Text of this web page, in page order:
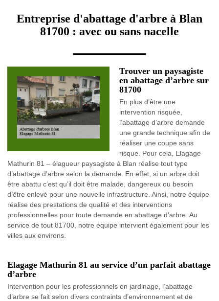
Entreprise d'abattage d'arbre à Blan
81700 : avec ou sans nacelle
Trouver un paysagiste
en abattage d’arbre sur
81700
En plus d’être une
intervention risquée,
l’abattage d’arbre demande
une grande technique afin de
réaliser une coupe sans
risque. Pour cela, Elagage
Mathurin 81 – élagueur paysagiste à Blan réalise tout type
d’abattage d’arbre selon la demande. En effet, si un arbre doit
être abattu c’est qu’il doit être malade, dangereux ou besoin
d’être enlevé pour une nouvelle infrastructure. Ainsi, notre équipe
réalise des prestations de qualité et des interventions
professionnelles pour toute demande en abattage d’arbre. Au
service de tout 81700, notre équipe intervient également pour les
villes aux environs.
Elagage Mathurin 81 au service d’un parfait abattage
d’arbre
Intervention pour les professionnels en jardinage, l’abattage
d’arbre se fait selon divers contraints d’environnement et de